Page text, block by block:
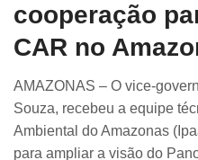
cooperação
CAR no
AMAZONAS – O vice-
Souza, recebeu a equipe
Ambiental do Amazonas
para ampliar a visão do